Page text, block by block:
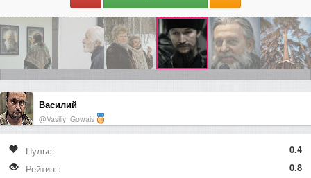
Василий
@Vasiliy_Gowais
Пульс:
0.4
Рейтинг:
0.8